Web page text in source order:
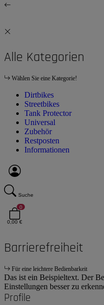
Alle Kategorien
Wählen Sie eine Kategorie!
Dirtbikes
Streetbikes
Tank Protector
Universal
Zubehör
Restposten
Informationen
Suche
0
0,00 €
Barrierefreiheit
Für eine leichtere Bedienbarkeit
Das ist ein Beispieltext. Der
Einstellungen besser zu
Profile